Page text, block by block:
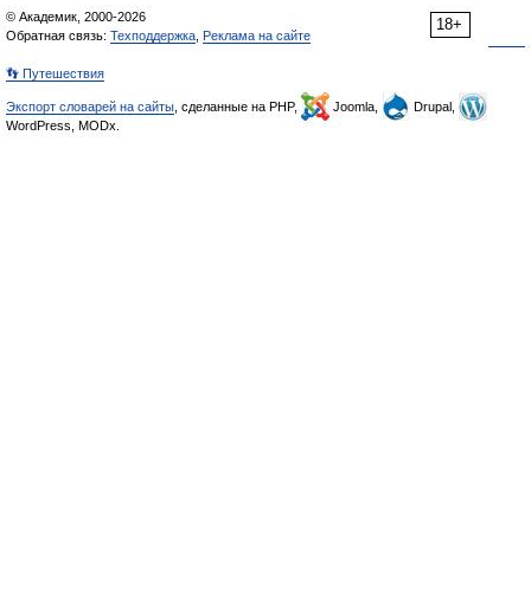
18+
© Академик, 2000-2026
Обратная связь: Техподдержка Реклама на сайте
👣 Путешествия
Экспорт словарей на сайты , сделанные на PHP, Joomla,
Drupal,
WordPress, MODx.